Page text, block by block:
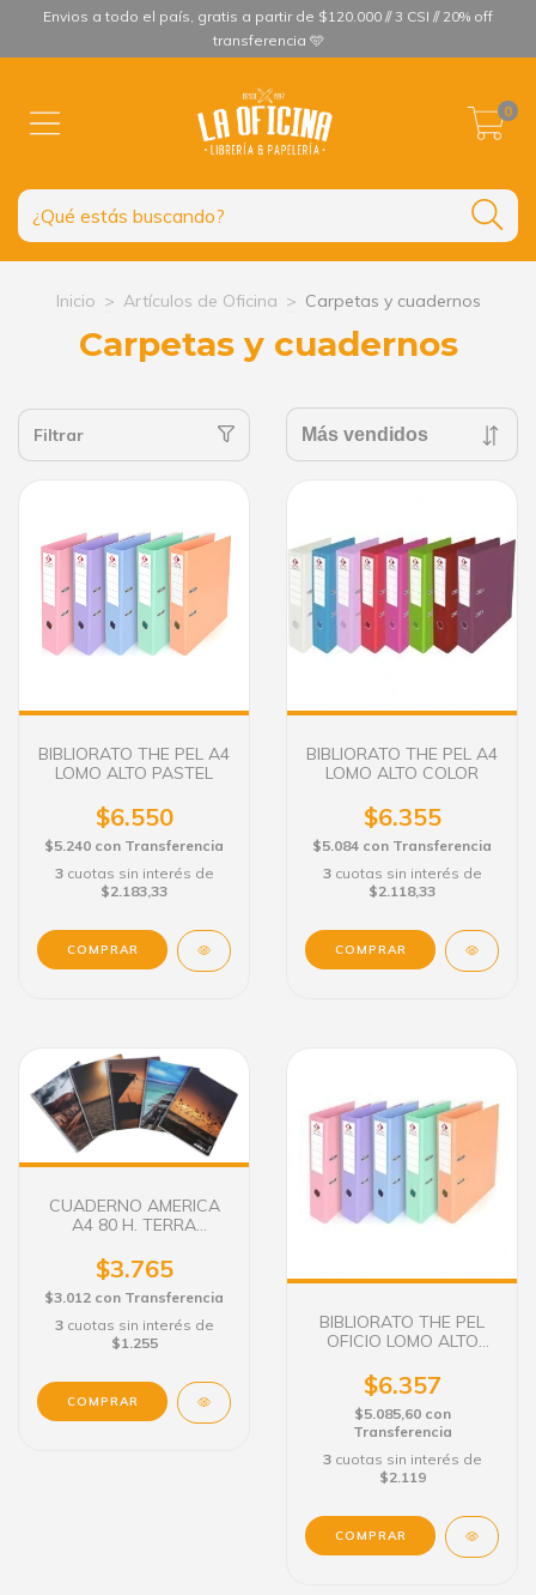
Envios a todo el país, gratis a partir de $120.000 // 3 CSI // 20% off
transferencia 🩵
0
Inicio > Artículos de Oficina > Carpetas y cuadernos
Carpetas y cuadernos
Filtrar
BIBLIORATO THE PEL A4
LOMO ALTO PASTEL
$6.550
$5.240 con Transferencia
3 cuotas sin interés de
$2.183,33
COMPRAR
BIBLIORATO THE PEL A4
LOMO ALTO COLOR
$6.355
$5.084 con Transferencia
3 cuotas sin interés de
$2.118,33
COMPRAR
CUADERNO AMERICA
A4 80 H. TERRA
$3.765
$3.012 con Transferencia
3 cuotas sin interés de
$1.255
BIBLIORATO THE PEL
OFICIO LOMO ALTO
$6.357
$5.085,60 con
Transferencia
3 cuotas sin interés de
$2.119
COMPRAR